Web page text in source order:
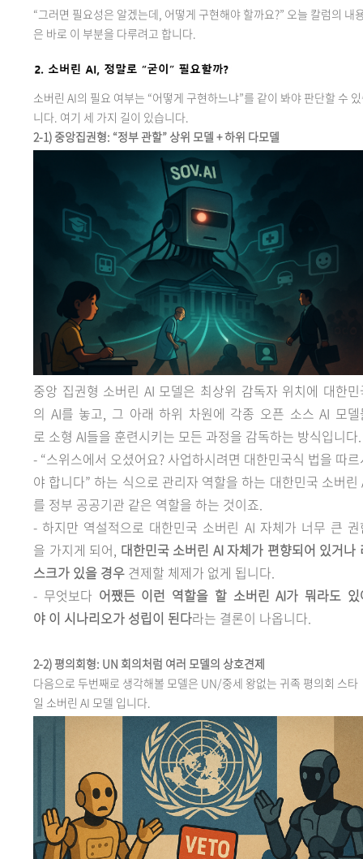
“그러면 필요성은 알겠는데, 어떻게 구현해야 할까요?” 오늘 칼럼의 내
은 바로 이 부분을 다루려고 합니다.
소버린 AI의 필요 여부는 “어떻게 구현하느냐”를 같이 봐야 판단할 수
니다. 여기 세 가지 길이 있습니다.
2-1)중앙집권형: “정부 관할” 상위 모델 + 하위 다모델
중앙 집권형 소버린 AI 모델은 최상위 감독자 위치에 대한민
의 AI를 놓고, 그 아래 하위 차원에 각종 오픈 소스 AI 모델
로 소형 AI들을 훈련시키는 모든 과정을 감독하는 방식입니다.
- “스위스에서 오셨어요? 사업하시려면 대한민국식 법을 따
야 합니다” 하는 식으로 관리자 역할을 하는 대한민국 소버린
를 정부 공공기관 같은 역할을 하는 것이죠.
- 하지만 역설적으로 대한민국 소버린 AI 자체가 너무 큰 권
을 가지게 되어, 대한민국 소버린 AI 자체가 편향되어 있거나
스크가 있을 경우 견제할 체제가 없게 됩니다.
- 무엇보다 어쨌든 이런 역할을 할 소버린 AI가 뭐라도 있
야 이 시나리오가 성립이 된다라는 결론이 나옵니다.
2-2) 평의회형: UN 회의처럼 여러 모델의 상호견제
다음으로 두번째로 생각해볼 모델은 UN/중세 왕없는 귀족 평의회 스타
일 소버린 AI 모델 입니다.